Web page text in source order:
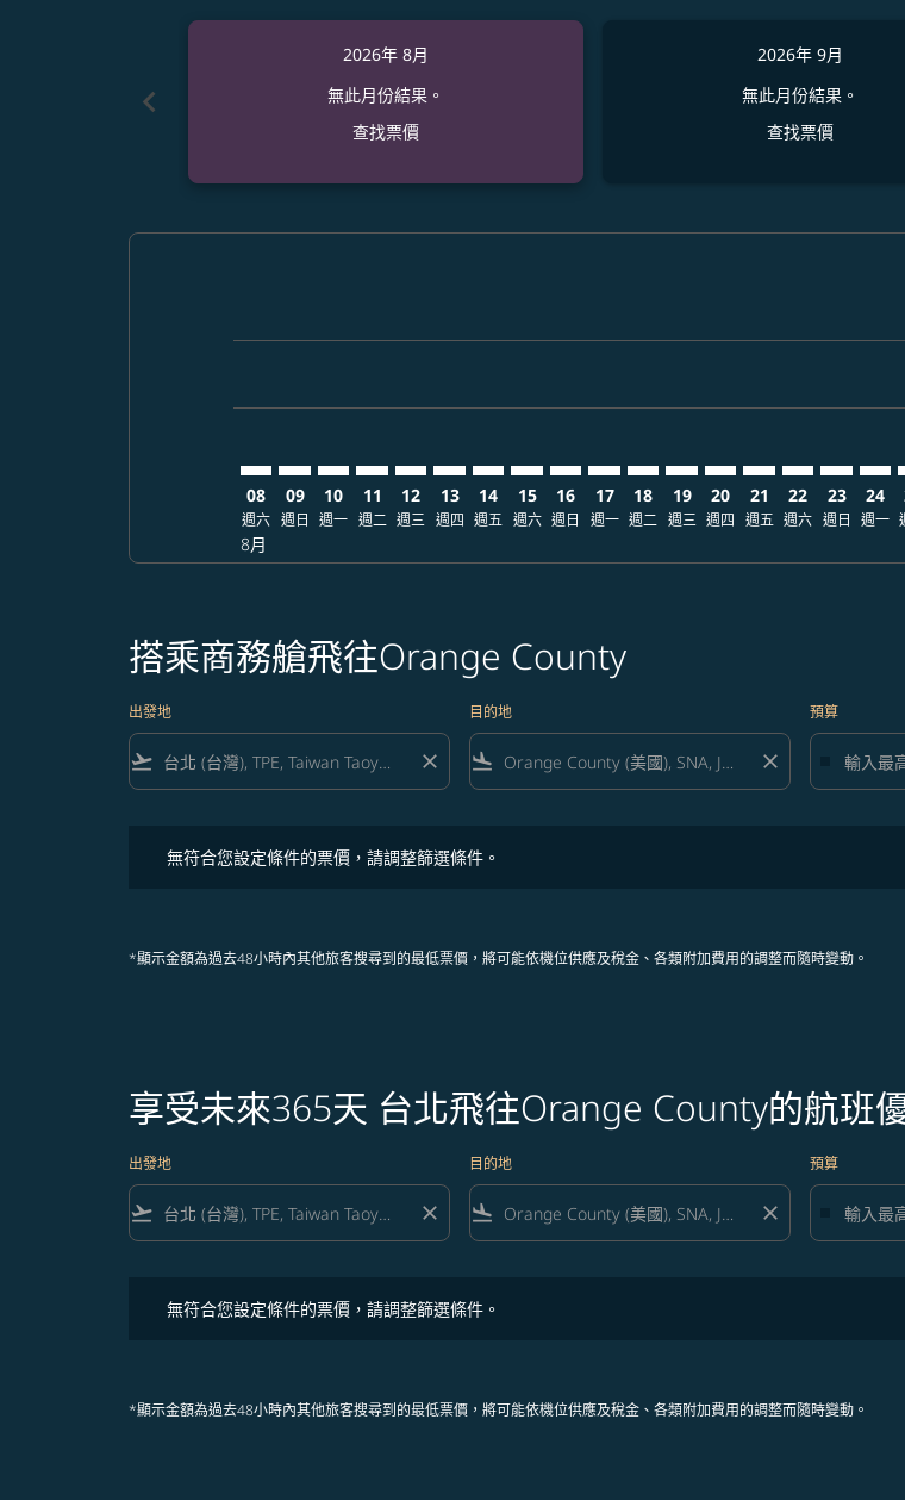
chevron_left
2026年 8月
無此月份結果。
查找票價
2026年 9月
無此月份結果。
查找票價
08
週六
8月
09
週日
10
週一
11
週二
12
週三
13
週四
14
週五
15
週六
16
週日
17
週一
18
週二
19
週三
20
週四
21
週五
TPE–SNA:
22
週六
23
週日
24
週一
搭乘商務艙飛往Orange County
出發地
flight_takeoff close
目的地
flight_land close
預算
無符合您設定條件的票價，請調整篩選條件。
*顯示金額為過去48小時內其他旅客搜尋到的最低票價，將可能依機位供應及稅金、各類附加費用的調整而隨時變動。
享受未來365天 台北飛往Orange County的航班
出發地
flight_takeoff close
目的地
flight_land close
預算
無符合您設定條件的票價，請調整篩選條件。
*顯示金額為過去48小時內其他旅客搜尋到的最低票價，將可能依機位供應及稅金、各類附加費用的調整而隨時變動。